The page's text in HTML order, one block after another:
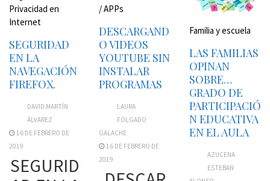
Privacidad en
Internet
SEGURIDAD
EN LA
NAVEGACIÓN
FIREFOX.
DAVID MARTÍN
ÁLVAREZ
16 DE FEBRERO DE
2019
SEGURID
/ APPs
DESCARGAND
O VIDEOS
YOUTUBE SIN
INSTALAR
PROGRAMAS
LAURA
FOLGADO
GALACHE
16 DE FEBRERO DE
2019
Familia y escuela
LAS FAMILIAS
OPINAN
SOBRE…
GRADO DE
PARTICIPACIÓ
N EDUCATIVA
EN EL AULA
AZUCENA
ESTEBAN